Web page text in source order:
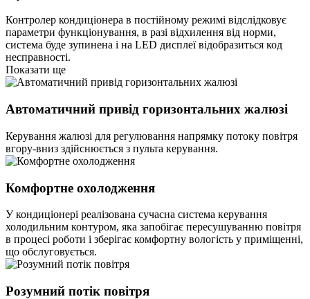
Контролер кондиціонера в постійному режимі відслідковує
параметри функціонування, в разі відхилення від норми,
система буде зупинена і на LED дисплеї відобразиться код
несправності.
Показати ще
Автоматичний привід горизонтальних жалюзі
Керування жалюзі для регулювання напрямку потоку повітря
вгору-вниз здійснюється з пульта керування.
Комфортне охолодження
У кондиціонері реалізована сучасна система керування
холодильним контуром, яка запобігає пересушуванню повітря
в процесі роботи і зберігає комфортну вологість у приміщенні,
що обслуговується.
Розумний потік повітря